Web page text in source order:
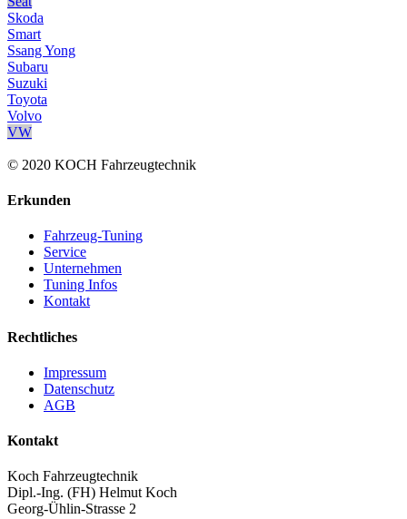
Skoda
Smart
Ssang Yong
Subaru
Suzuki
Toyota
Volvo
VW
© 2020 KOCH Fahrzeugtechnik
Erkunden
Fahrzeug-Tuning
Service
Unternehmen
Tuning Infos
Kontakt
Rechtliches
Impressum
Datenschutz
AGB
Kontakt
Koch Fahrzeugtechnik
Dipl.-Ing. (FH) Helmut Koch
Georg-Ühlin-Strasse 2